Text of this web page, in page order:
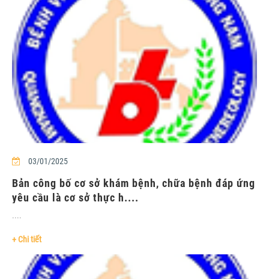
03/01/2025
Bản công bố cơ sở khám bệnh, chữa bệnh đáp ứng
yêu cầu là cơ sở thực h....
....
+ Chi tiết